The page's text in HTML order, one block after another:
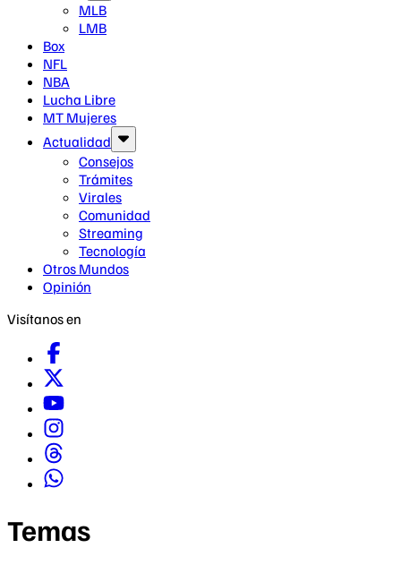
MLB
LMB
Box
NFL
NBA
Lucha Libre
MT Mujeres
Actualidad
Consejos
Trámites
Virales
Comunidad
Streaming
Tecnología
Otros Mundos
Opinión
Visítanos en
Temas